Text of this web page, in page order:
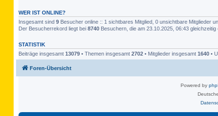
WER IST ONLINE?
Insgesamt sind 9 Besucher online :: 1 sichtbares Mitglied, 0 unsichtbare Mitglieder
Der Besucherrekord liegt bei 8740 Besuchern, die am 23.10.2025, 06:43 gleichzeitig
STATISTIK
Beiträge insgesamt 13079 • Themen insgesamt 2702 • Mitglieder insgesamt 1640 •
Foren-Übersicht
Powered by